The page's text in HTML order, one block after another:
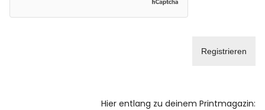
Hier entlang zu deinem Printmagazin: